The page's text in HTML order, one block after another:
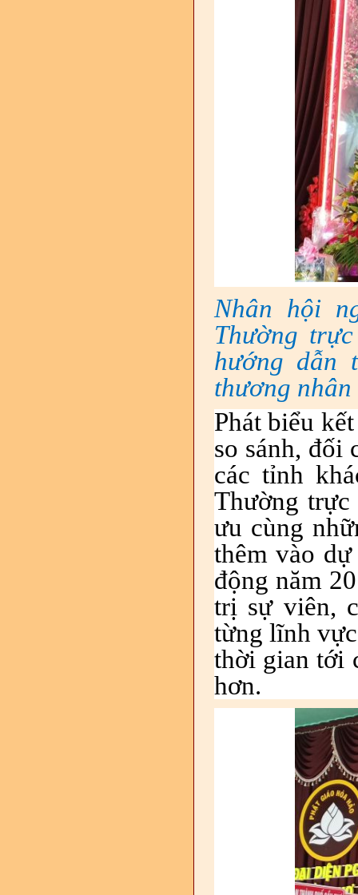
Nhân hội
Thường
hướng dẫn
thương
Phát biểu
so sánh, đối
các tỉnh
Thường
ưu cùng
thêmvào dự
động năm
trị sự viên,
từng lĩnh
thời gian tới
hơn.